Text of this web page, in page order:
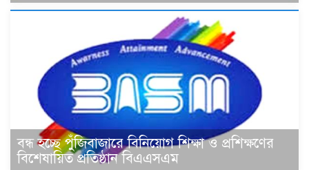
বন্ধ হচ্ছে পুঁজিবাজারে বিনিয়োগ শিক্ষা ও প্রশিক্ষণের
বিশেষায়িত প্রতিষ্ঠান বিএএসএম